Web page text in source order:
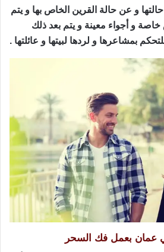
و عن حالة القرين الخاص بها و يتم
و أجواء معينة و يتم بعد ذلك
بمشاعرها و لردها لبيتها و عائلتها .
عمان بعمل فك السحر